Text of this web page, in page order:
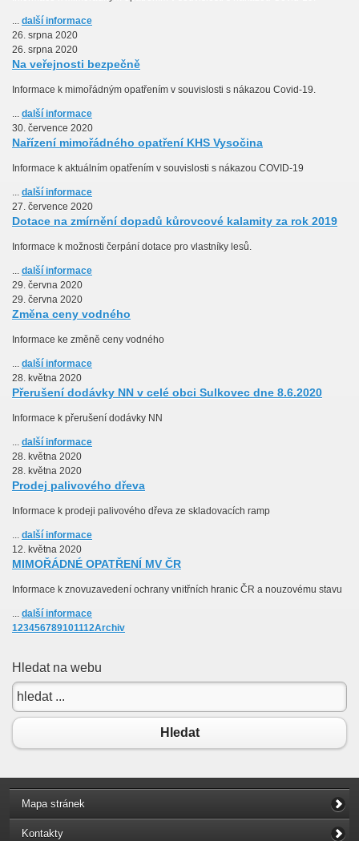
... další informace
26. srpna 2020
26. srpna 2020
Na veřejnosti bezpečně
Informace k mimořádným opatřením v souvislosti s nákazou Covid-19.
... další informace
30. července 2020
Nařízení mimořádného opatření KHS Vysočina
Informace k aktuálním opatřením v souvislosti s nákazou COVID-19
... další informace
27. července 2020
Dotace na zmírnění dopadů kůrovcové kalamity za rok 2019
Informace k možnosti čerpání dotace pro vlastníky lesů.
... další informace
29. června 2020
29. června 2020
Změna ceny vodného
Informace ke změně ceny vodného
... další informace
28. května 2020
Přerušení dodávky NN v celé obci Sulkovec dne 8.6.2020
Informace k přerušení dodávky NN
... další informace
28. května 2020
28. května 2020
Prodej palivového dřeva
Informace k prodeji palivového dřeva ze skladovacích ramp
... další informace
12. května 2020
MIMOŘÁDNÉ OPATŘENÍ MV ČR
Informace k znovuzavedení ochrany vnitřních hranic ČR a nouzovému stavu
... další informace
123456789101112Archiv
Hledat na webu
Hledat
Mapa stránek
Kontakty